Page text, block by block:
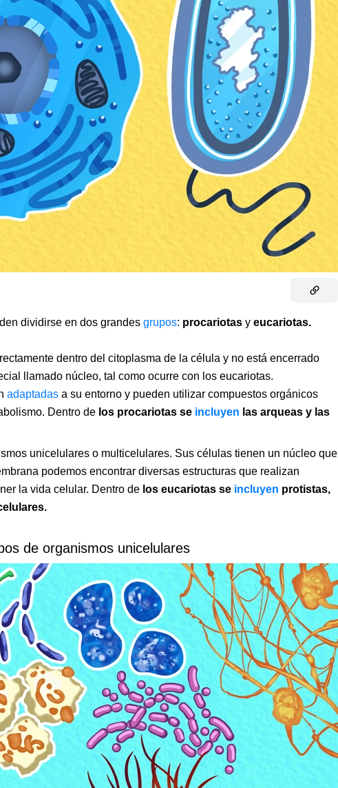
dividirse en dos grandes grupos: procariotas y eucariotas.
dentro del citoplasma de la célula y no está encerrado
llamado núcleo, tal como ocurre con los eucariotas.
adaptadas a su entorno y pueden utilizar compuestos orgánicos
Dentro de los procariotas se incluyen las arqueas y las
unicelulares o multicelulares. Sus células tienen un núcleo que
podemos encontrar diversas estructuras que realizan
la vida celular. Dentro de los eucariotas se incluyen protistas,
de organismos unicelulares